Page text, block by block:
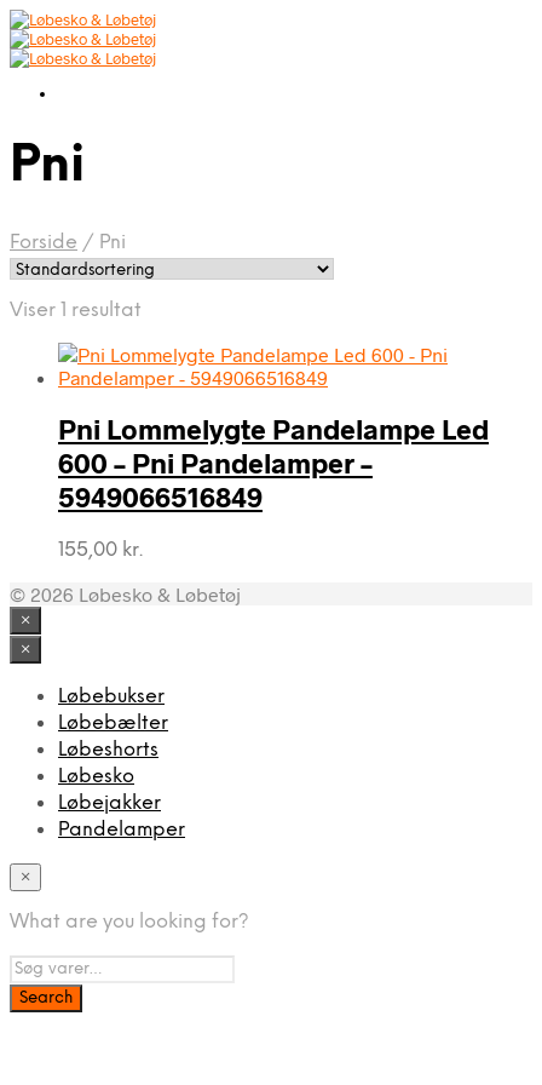
Pni
Forside / Pni
Viser 1 resultat
Pni Lommelygte Pandelampe Led
600 – Pni Pandelamper –
5949066516849
155,00 kr.
© 2026 Løbesko & Løbetøj
×
×
Løbebukser
Løbebælter
Løbeshorts
Løbesko
Løbejakker
Pandelamper
×
What are you looking for?